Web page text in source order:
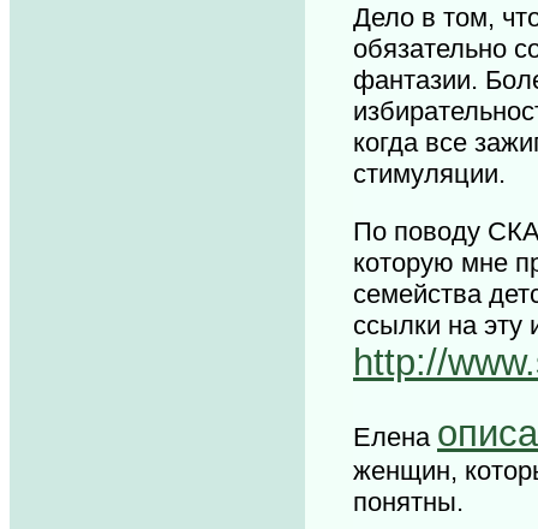
Дело в том,
обязательно
фантазии.
когда все
стимуляции.
По поводу
которую мне
семейства
ссылки на эту
http://
Елена
женщин,
понятны.